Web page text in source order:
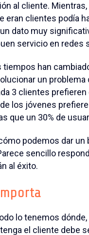
al cliente.
eran clientes podía
dato muy
servicio en redes
tiempos han
un
3 clientes
los jóvenes
que un 30% de
podemos dar
sencillo
al éxito.
lo tenemos
el cliente debe